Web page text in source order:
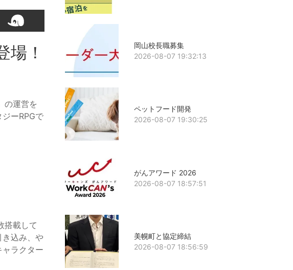
！
の運営を
ーRPGで
搭載して
き込み、や
ラクター
岡山校長職募集
2026-08-07 19:32:13
ペットフード開発
2026-08-07 19:30:25
がんアワード 2026
2026-08-07 18:57:51
美幌町と協定締結
2026-08-07 18:56:59